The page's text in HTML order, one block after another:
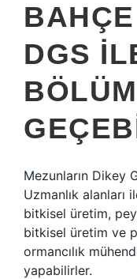
DGS
Mezunların Dikey
Uzmanlık alanları
bitkisel üretim,
bitkisel üretim ve
ormancılık
yapabilirler.